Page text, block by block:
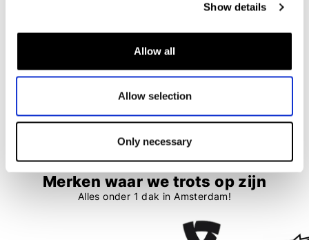
Show details
Allow all
Allow selection
Only necessary
€ 79,95
Merken waar we trots op zijn
Alles onder 1 dak in Amsterdam!